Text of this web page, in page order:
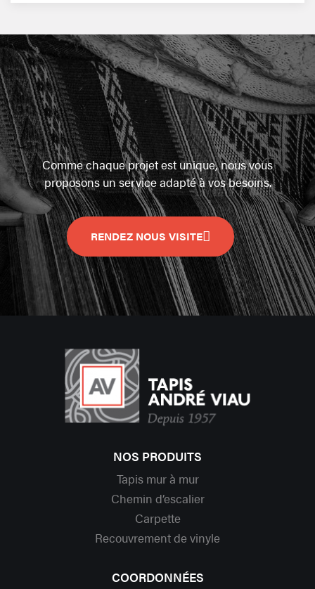
Comme chaque projet est unique, nous vous
proposons un service adapté à vos besoins.
RENDEZ NOUS VISITE
NOS PRODUITS
Tapis mur à mur
Chemin d’escalier
Carpette
Recouvrement de vinyle
COORDONNÉES